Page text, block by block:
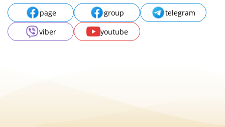
page group
telegram
viber
youtube